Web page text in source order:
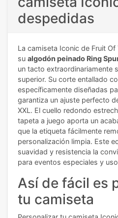
despedidas
La camiseta Iconic de Fruit
su algodón peinado Ring
un tacto extraordinariamente
superior. Su corte entallado
específicamente diseñadas
garantiza un ajuste perfecto
XXL. El cuello redondo
tapeta a juego aporta un
que la etiqueta fácilmente
personalización limpia. Este
suavidad y resistencia la
para eventos especiales y
Así de fácil es
tu camiseta